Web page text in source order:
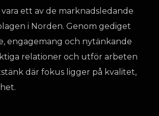
vara ett av de marknadsledande
i Norden. Genom gediget
engagemang och nytänkande
relationer och utför arbeten
där fokus ligger på kvalitet,